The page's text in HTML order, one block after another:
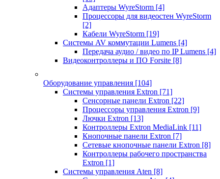
Адаптеры WyreStorm [4]
Процессоры для видеостен WyreStorm
[2]
Кабели WyreStorm [19]
Системы AV коммутации Lumens [4]
Передача аудио / видео по IP Lumens [4]
Видеоконтроллеры и ПО Forsite [8]
Оборудование управления [104]
Системы управления Extron [71]
Сенсорные панели Extron [22]
Процессоры управления Extron [9]
Лючки Extron [13]
Контроллеры Extron MediaLink [11]
Кнопочные панели Extron [7]
Сетевые кнопочные панели Extron [8]
Контроллеры рабочего пространства
Extron [1]
Системы управления Aten [8]